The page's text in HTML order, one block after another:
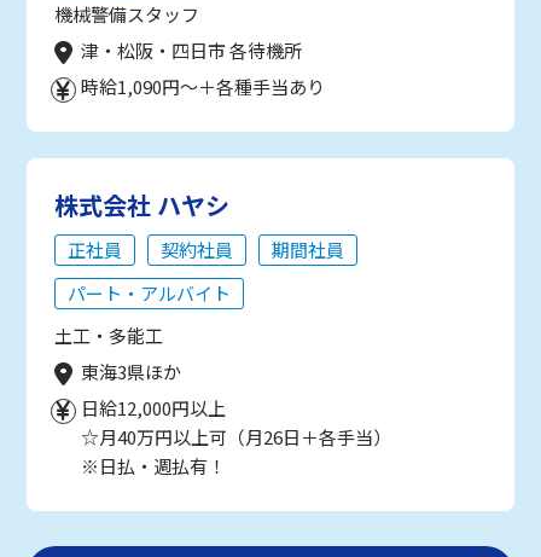
機械警備スタッフ
津・松阪・四日市 各待機所
時給1,090円～＋各種手当あり
株式会社 ハヤシ
正社員 契約社員
期間社員
パート・アルバイト
土工・多能工
東海3県ほか
日給12,000円以上
☆月40万円以上可（月26日＋各手当）
※日払・週払有！